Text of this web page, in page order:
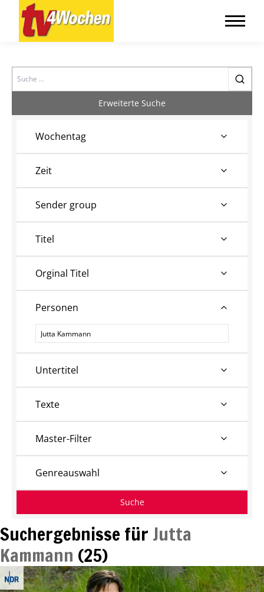
Search
Suchergebnisse für Jutta
Kammann (25)
Erweiterte Suche
Wochentag
Zeit
Sender group
Titel
Orginal Titel
Personen
Personen
Untertitel
Texte
Master-Filter
Genreauswahl
Suche